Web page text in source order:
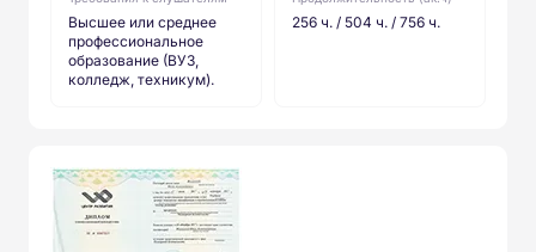
Высшее или среднее
профессиональное
образование (ВУЗ,
колледж, техникум).
256 ч. / 504 ч. / 756 ч.